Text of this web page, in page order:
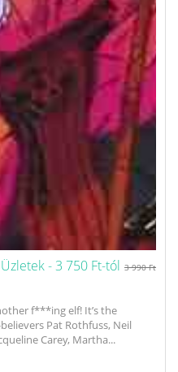
Üzletek -3 750 Ft-tól 3 990 Ft
f***ing elf! It’s the
Pat Rothfuss, Neil
Carey, Martha...